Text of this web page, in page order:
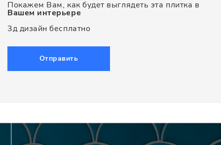
Покажем Вам, как будет выглядеть эта плитка в
Вашем интерьере
3д дизайн бесплатно
Отправить